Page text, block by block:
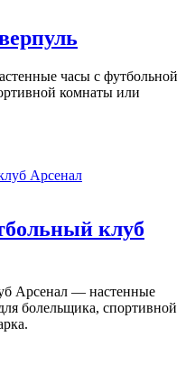
часы с футбольной
комнаты или
клуб
Арсенал — настенные
болельщика, спортивной